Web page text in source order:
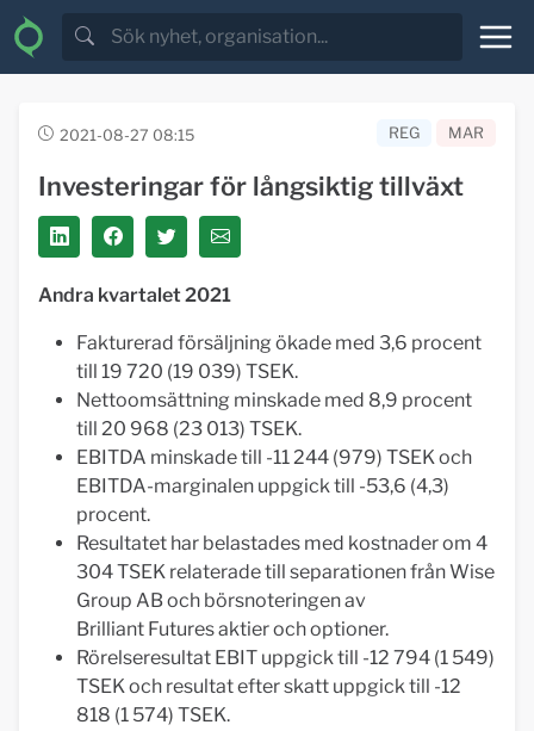
2021-08-27 08:15 REG MAR
Investeringar för långsiktig tillväxt
Andra kvartalet 2021
Fakturerad försäljning ökade med 3,6 procent
till 19 720 (19 039) TSEK.
Nettoomsättning minskade med 8,9 procent
till 20 968 (23 013) TSEK.
EBITDA minskade till -11 244 (979) TSEK och
EBITDA-marginalen uppgick till -53,6 (4,3)
procent.
Resultatet har belastades med kostnader om 4
304 TSEK relaterade till separationen från Wise
Group AB och börsnoteringen av
Brilliant Futures aktier och optioner.
Rörelseresultat EBIT uppgick till -12 794 (1 549)
TSEK och resultat efter skatt uppgick till -12
818 (1 574) TSEK.